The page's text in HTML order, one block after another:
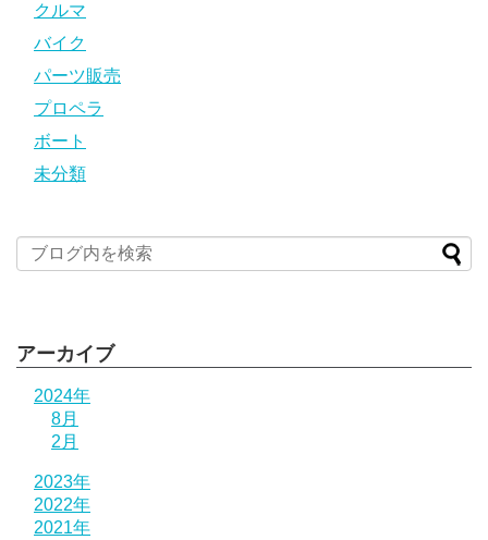
クルマ
バイク
パーツ販売
プロペラ
ボート
未分類
アーカイブ
2024年
8月
2月
2023年
2022年
2021年